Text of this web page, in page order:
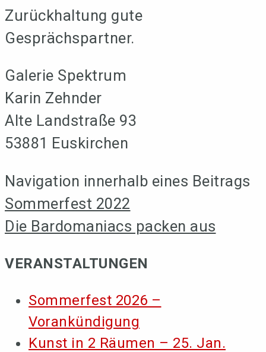
Zurückhaltung gute
Gesprächspartner.
Galerie Spektrum
Karin Zehnder
Alte Landstraße 93
53881 Euskirchen
Navigation innerhalb eines Beitrags
Sommerfest 2022
Die Bardomaniacs packen aus
VERANSTALTUNGEN
Sommerfest 2026 –
Vorankündigung
Kunst in 2 Räumen – 25. Jan.